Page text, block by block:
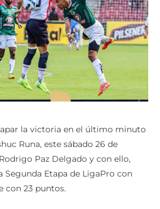
la victoria en el último minuto
Runa, este sábado 26 de
Paz Delgado y con ello,
Etapa de LigaPro con
con 23 puntos.